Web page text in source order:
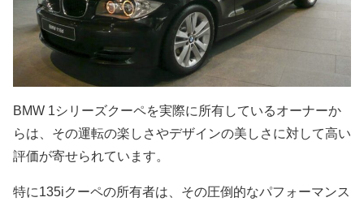
BMW 1シリーズクーペを実際に所有しているオーナーか
らは、その運転の楽しさやデザインの美しさに対して高い
評価が寄せられています。
特に135iクーペの所有者は、その圧倒的なパフォーマンス